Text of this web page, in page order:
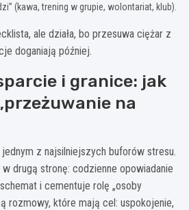
(kawa, trening w grupie, wolontariat, klub).
ale działa, bo przesuwa ciężar z
doganiają później.
i granice: jak
na
z najsilniejszych buforów stresu.
drugą stronę: codzienne opowiadanie
i cementuje rolę „osoby
rozmowy, które mają cel: uspokojenie,